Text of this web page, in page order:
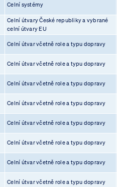
Celní systémy
Celní útvary České republiky a vybrané
celní útvary EU
Celní útvar včetně role a typu dopravy
Celní útvar včetně role a typu dopravy
Celní útvar včetně role a typu dopravy
Celní útvar včetně role a typu dopravy
Celní útvar včetně role a typu dopravy
Celní útvar včetně role a typu dopravy
Celní útvar včetně role a typu dopravy
Celní útvar včetně role a typu dopravy